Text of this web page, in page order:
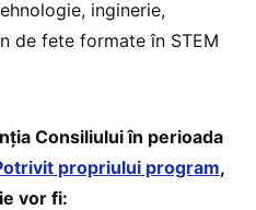
inginerie,
de fete formate în STEM
Consiliului în perioada
propriului program,
vor fi: